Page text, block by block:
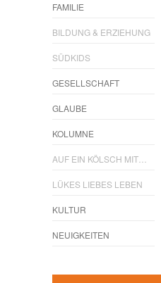
FAMILIE
BILDUNG & ERZIEHUNG
SÜDKIDS
GESELLSCHAFT
GLAUBE
KOLUMNE
AUF EIN KÖLSCH MIT…
LÜKES LIEBES LEBEN
KULTUR
NEUIGKEITEN